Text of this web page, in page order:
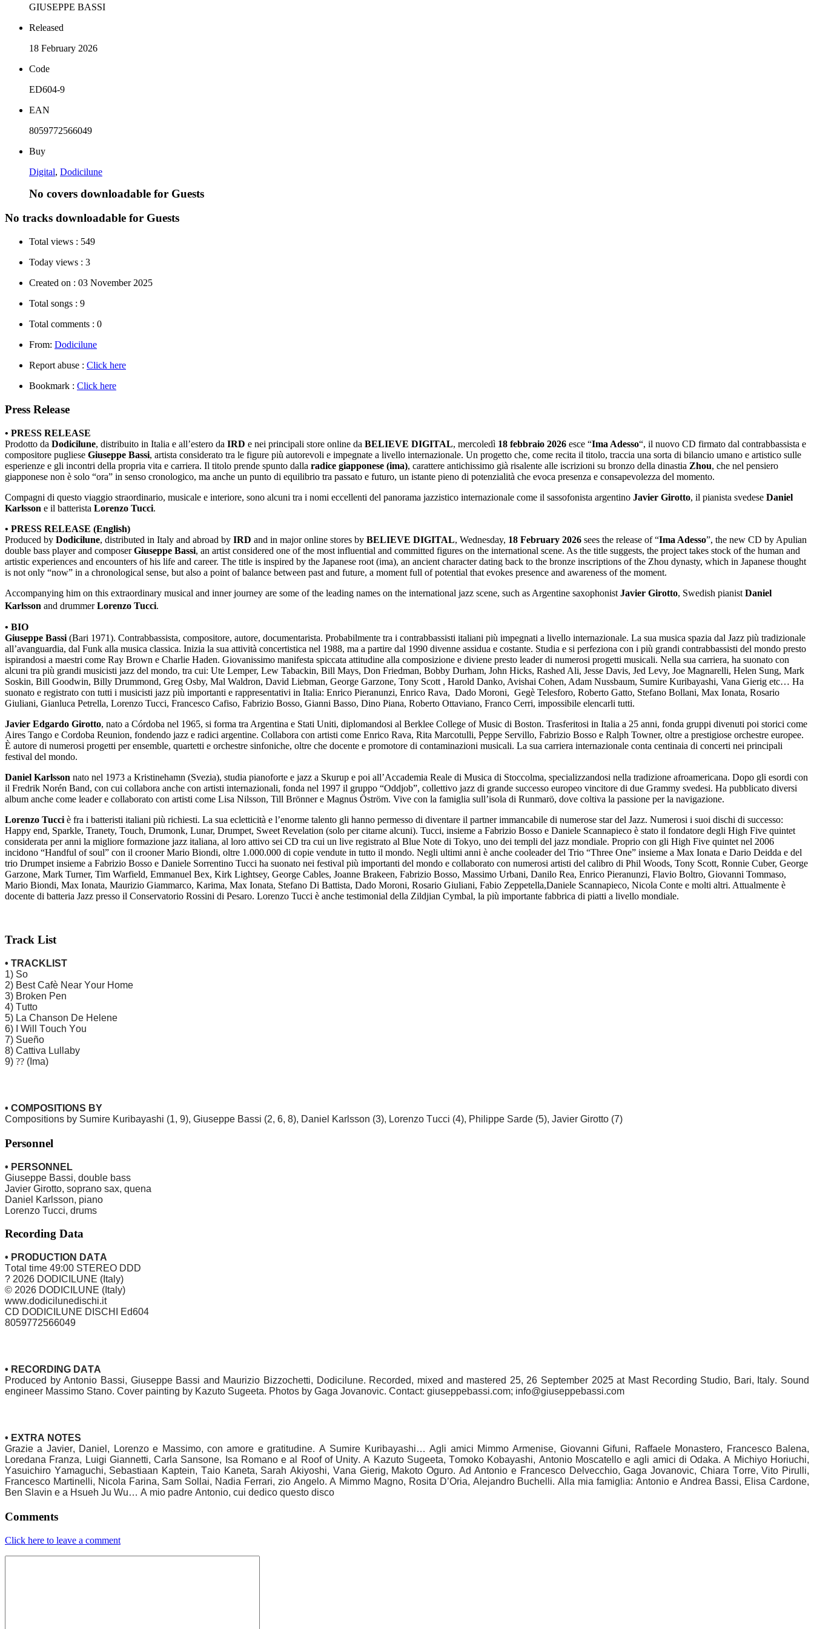
GIUSEPPE BASSI
Released
18 February 2026
Code
ED604-9
EAN
8059772566049
Buy
Digital, Dodicilune
No covers downloadable for Guests
No tracks downloadable for Guests
Total views : 549
Today views : 3
Created on : 03 November 2025
Total songs : 9
Total comments : 0
From: Dodicilune
Report abuse : Click here
Bookmark : Click here
Press Release
• PRESS RELEASE
Prodotto da Dodicilune, distribuito in Italia e all’estero da IRD e nei principali store online da BELIEVE DIGITAL, mercoledì 18 febbraio 2026 esce “Ima Adesso“, il nuovo CD firmato dal contrabbassista e
compositore pugliese Giuseppe Bassi, artista considerato tra le figure più autorevoli e impegnate a livello internazionale. Un progetto che, come recita il titolo, traccia una sorta di bilancio umano e artistico sulle
esperienze e gli incontri della propria vita e carriera. Il titolo prende spunto dalla radice giapponese (ima), carattere antichissimo già risalente alle iscrizioni su bronzo della dinastia Zhou, che nel pensiero
giapponese non è solo “ora” in senso cronologico, ma anche un punto di equilibrio tra passato e futuro, un istante pieno di potenzialità che evoca presenza e consapevolezza del momento.
Compagni di questo viaggio straordinario, musicale e interiore, sono alcuni tra i nomi eccellenti del panorama jazzistico internazionale come il sassofonista argentino Javier Girotto, il pianista svedese Daniel
Karlsson e il batterista Lorenzo Tucci.
• PRESS RELEASE (English)
Produced by Dodicilune, distributed in Italy and abroad by IRD and in major online stores by BELIEVE DIGITAL, Wednesday, 18 February 2026 sees the release of “Ima Adesso”, the new CD by Apulian
double bass player and composerGiuseppe Bassi, an artist considered one of the most influential and committed figures on the international scene. As the title suggests, the project takes stock of the human and
artistic experiences and encounters of his life and career. The title is inspired by the Japanese root (ima), an ancient character dating back to the bronze inscriptions of the Zhou dynasty, which in Japanese thought
is not only “now” in a chronological sense, but also a point of balance between past and future, a moment full of potential that evokes presence and awareness of the moment.
Accompanying him on this extraordinary musical and inner journey are some of the leading names on the international jazz scene, such as Argentine saxophonist Javier Girotto, Swedish pianist Daniel
Karlsson and drummerLorenzo Tucci.
• BIO
Giuseppe Bassi (Bari 1971). Contrabbassista, compositore, autore, documentarista. Probabilmente tra i contrabbassisti italiani più impegnati a livello internazionale. La sua musica spazia dal Jazz più tradizionale
all’avanguardia, dal Funk alla musica classica. Inizia la sua attività concertistica nel 1988, ma a partire dal 1990 divenne assidua e costante. Studia e si perfeziona con i più grandi contrabbassisti del mondo presto
ispirandosi a maestri come Ray Brown e Charlie Haden. Giovanissimo manifesta spiccata attitudine alla composizione e diviene presto leader di numerosi progetti musicali. Nella sua carriera, ha suonato con
alcuni tra più grandi musicisti jazz del mondo, tra cui: Ute Lemper, Lew Tabackin, Bill Mays, Don Friedman, Bobby Durham, John Hicks, Rashed Ali, Jesse Davis, Jed Levy, Joe Magnarelli, Helen Sung, Mark
Soskin, Bill Goodwin, Billy Drummond, Greg Osby, Mal Waldron, David Liebman, George Garzone, Tony Scott , Harold Danko, Avishai Cohen, Adam Nussbaum, Sumire Kuribayashi, Vana Gierig etc… Ha
suonato e registrato con tutti i musicisti jazz più importanti e rappresentativi in Italia: Enrico Pieranunzi, Enrico Rava, Dado Moroni, Gegè Telesforo, Roberto Gatto, Stefano Bollani, Max Ionata, Rosario
Giuliani, Gianluca Petrella, Lorenzo Tucci, Francesco Cafiso, Fabrizio Bosso, Gianni Basso, Dino Piana, Roberto Ottaviano, Franco Cerri, impossibile elencarli tutti.
Javier Edgardo Girotto, nato a Córdoba nel 1965, si forma tra Argentina e Stati Uniti, diplomandosi al Berklee College of Music di Boston. Trasferitosi in Italia a 25 anni, fonda gruppi divenuti poi storici come
Aires Tango e Cordoba Reunion, fondendo jazz e radici argentine. Collabora con artisti come Enrico Rava, Rita Marcotulli, Peppe Servillo, Fabrizio Bosso e Ralph Towner, oltre a prestigiose orchestre europee.
È autore di numerosi progetti per ensemble, quartetti e orchestre sinfoniche, oltre che docente e promotore di contaminazioni musicali. La sua carriera internazionale conta centinaia di concerti nei principali
festival del mondo.
Daniel Karlsson nato nel 1973 a Kristinehamn (Svezia), studia pianoforte e jazz a Skurup e poi all’Accademia Reale di Musica di Stoccolma, specializzandosi nella tradizione afroamericana. Dopo gli esordi con
il Fredrik Norén Band, con cui collabora anche con artisti internazionali, fonda nel 1997 il gruppo “Oddjob”, collettivo jazz di grande successo europeo vincitore di due Grammy svedesi. Ha pubblicato diversi
album anche come leader e collaborato con artisti come Lisa Nilsson, Till Brönner e Magnus Öström. Vive con la famiglia sull’isola di Runmarö, dove coltiva la passione per la navigazione.
Lorenzo Tucci è fra i batteristi italiani più richiesti. La sua ecletticità e l’enorme talento gli hanno permesso di diventare il partner immancabile di numerose star del Jazz. Numerosi i suoi dischi di successo:
Happy end, Sparkle, Tranety, Touch, Drumonk, Lunar, Drumpet, Sweet Revelation (solo per citarne alcuni). Tucci, insieme a Fabrizio Bosso e Daniele Scannapieco è stato il fondatore degli High Five quintet
considerata per anni la migliore formazione jazz italiana, al loro attivo sei CD tra cui un live registrato al Blue Note di Tokyo, uno dei templi del jazz mondiale. Proprio con gli High Five quintet nel 2006
incidono “Handful of soul” con il crooner Mario Biondi, oltre 1.000.000 di copie vendute in tutto il mondo. Negli ultimi anni è anche cooleader del Trio “Three One” insieme a Max Ionata e Dario Deidda e del
trio Drumpet insieme a Fabrizio Bosso e Daniele Sorrentino Tucci ha suonato nei festival più importanti del mondo e collaborato con numerosi artisti del calibro di Phil Woods, Tony Scott, Ronnie Cuber, George
Garzone, Mark Turner, Tim Warfield, Emmanuel Bex, Kirk Lightsey, George Cables, Joanne Brakeen, Fabrizio Bosso, Massimo Urbani, Danilo Rea, Enrico Pieranunzi, Flavio Boltro, Giovanni Tommaso,
Mario Biondi, Max Ionata, Maurizio Giammarco, Karima, Max Ionata, Stefano Di Battista, Dado Moroni, Rosario Giuliani, Fabio Zeppetella,Daniele Scannapieco, Nicola Conte e molti altri. Attualmente è
docente di batteria Jazz presso il Conservatorio Rossini di Pesaro. Lorenzo Tucci è anche testimonial della Zildjian Cymbal, la più importante fabbrica di piatti a livello mondiale.
Track List
• TRACKLIST
1) So
2) Best Cafè Near Your Home
3) Broken Pen
4) Tutto
5) La Chanson De Helene
6) I Will Touch You
7) Sueño
8) Cattiva Lullaby
9) ?? (Ima)
• COMPOSITIONS BY
Compositions by Sumire Kuribayashi (1, 9), Giuseppe Bassi (2, 6, 8), Daniel Karlsson (3), Lorenzo Tucci (4), Philippe Sarde (5), Javier Girotto (7)
Personnel
• PERSONNEL
Giuseppe Bassi, double bass
Javier Girotto, soprano sax, quena
Daniel Karlsson, piano
Lorenzo Tucci, drums
Recording Data
• PRODUCTION DATA
Total time 49:00 STEREO DDD
? 2026 DODICILUNE (Italy)
© 2026 DODICILUNE (Italy)
www.dodicilunedischi.it
CD DODICILUNE DISCHI Ed604
8059772566049
• RECORDING DATA
Produced by Antonio Bassi, Giuseppe Bassi and Maurizio Bizzochetti, Dodicilune. Recorded, mixed and mastered 25, 26 September 2025 at Mast Recording Studio, Bari, Italy. Sound
engineer Massimo Stano. Cover painting by Kazuto Sugeeta. Photos by Gaga Jovanovic. Contact: giuseppebassi.com; info@giuseppebassi.com
• EXTRA NOTES
Grazie a Javier, Daniel, Lorenzo e Massimo, con amore e gratitudine. A Sumire Kuribayashi… Agli amici Mimmo Armenise, Giovanni Gifuni, Raffaele Monastero, Francesco Balena,
Loredana Franza, Luigi Giannetti, Carla Sansone, Isa Romano e al Roof of Unity. A Kazuto Sugeeta, Tomoko Kobayashi, Antonio Moscatello e agli amici di Odaka. A Michiyo Horiuchi,
Yasuichiro Yamaguchi, Sebastiaan Kaptein, Taio Kaneta, Sarah Akiyoshi, Vana Gierig, Makoto Oguro. Ad Antonio e Francesco Delvecchio, Gaga Jovanovic, Chiara Torre, Vito Pirulli,
Francesco Martinelli, Nicola Farina, Sam Sollai, Nadia Ferrari, zio Angelo. A Mimmo Magno, Rosita D’Oria, Alejandro Buchelli. Alla mia famiglia: Antonio e Andrea Bassi, Elisa Cardone,
Ben Slavin e a Hsueh Ju Wu… A mio padre Antonio, cui dedico questo disco
Comments
Click here to leave a comment